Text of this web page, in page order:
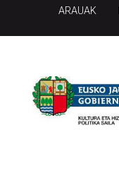
ARAUAK